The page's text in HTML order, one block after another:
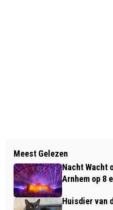
MONITORING
STEENUILEN
SCHOONMAAK
VEILIG SPORTEN
BELANGRIJK
Meest Gelezen
Nacht Wacht
Arnhem op 8
Huisdier van